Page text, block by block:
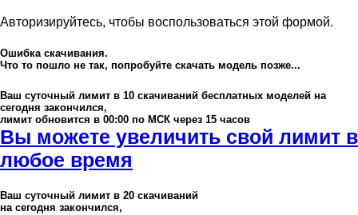
Авторизируйтесь, чтобы воспользоваться этой формой.
Ошибка скачивания.
Что то пошло не так, попробуйте скачать модель позже...
Ваш суточный лимит в 10 скачиваний бесплатных моделей на
сегодня закончился,
лимит обновится в 00:00 по МСК через 15 часов
Вы можете увеличить свой лимит в
любое время
Ваш суточный лимит в 20 скачиваний
на сегодня закончился,